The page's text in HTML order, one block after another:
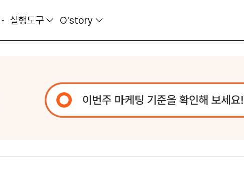
실행도구 O'story